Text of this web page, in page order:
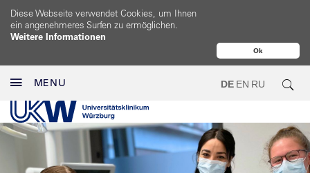
Ok
Diese Webseite verwendet Cookies, um Ihnen
ein angenehmeres Surfen zu ermöglichen.
Weitere Informationen
MENU DE EN RU